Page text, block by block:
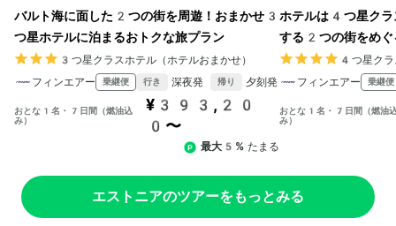
バルト海に面した2つの街を周遊！おまかせ3
つ星ホテルに泊まるおトクな旅プラン
3つ星クラスホテル（ホテルおまかせ）
フィンエアー
乗継便 行き 深夜発 帰り 夕刻発
おとな1名・7日間（燃油込
み）
¥393,20
0〜
最大5% たまる
ホテルは4つ星クラ
する2つの街をめぐ
4つ星クラ
フィンエアー
乗継便
おとな1名・7日間（燃油
み）
エストニアのツアーをもっとみる